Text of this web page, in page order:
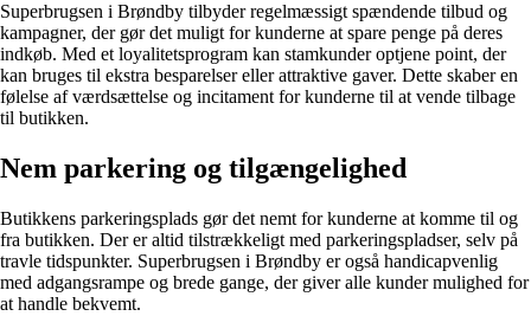
Superbrugsen i Brøndby tilbyder regelmæssigt spændende tilbud og
kampagner, der gør det muligt for kunderne at spare penge på deres
indkøb. Med et loyalitetsprogram kan stamkunder optjene point, der
kan bruges til ekstra besparelser eller attraktive gaver. Dette skaber en
følelse af værdsættelse og incitament for kunderne til at vende tilbage
til butikken.
Nem parkering og tilgængelighed
Butikkens parkeringsplads gør det nemt for kunderne at komme til og
fra butikken. Der er altid tilstrækkeligt med parkeringspladser, selv på
travle tidspunkter. Superbrugsen i Brøndby er også handicapvenlig
med adgangsrampe og brede gange, der giver alle kunder mulighed for
at handle bekvemt.